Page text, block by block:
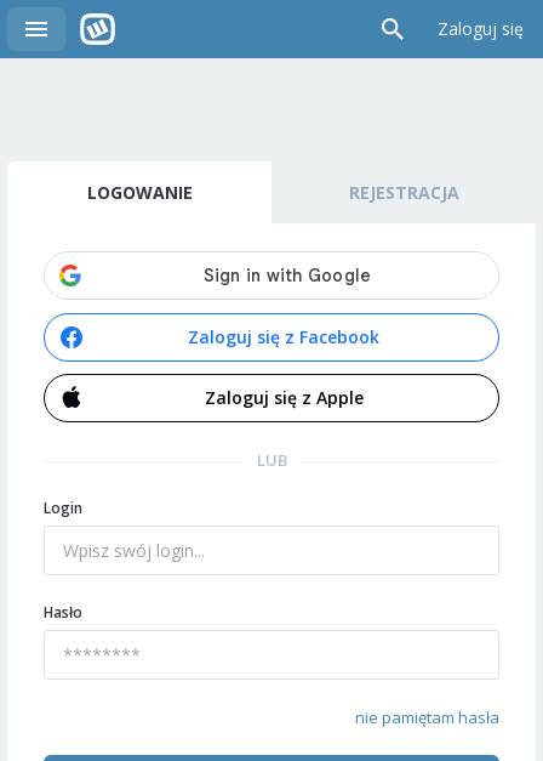
Zaloguj się
LOGOWANIE REJESTRACJA
Zaloguj się z Facebook
Zaloguj się z Apple
LUB
Login
Hasło
nie pamiętam hasła